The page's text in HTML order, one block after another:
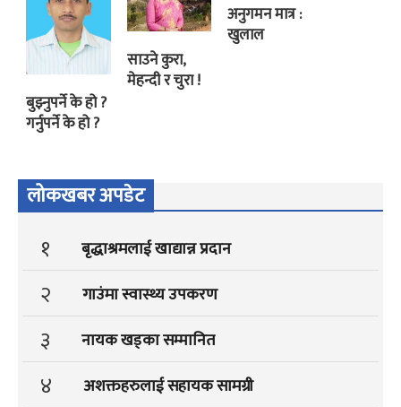
बुझ्नुपर्ने के हो ?
गर्नुपर्ने के हो ?
साउने कुरा,
मेहन्दी र चुरा !
अनुगमन मात्र :
खुलाल
लोकखबर अपडेट
१ बृद्धाश्रमलाई खाद्यान्न प्रदान
२ गाउंमा स्वास्थ्य उपकरण
३ नायक खड्का सम्मानित
४ अशक्तहरुलाई सहायक सामग्री